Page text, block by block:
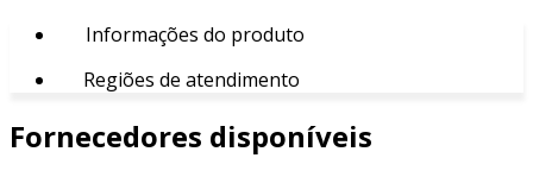
Informações do produto
Regiões de atendimento
Fornecedores disponíveis